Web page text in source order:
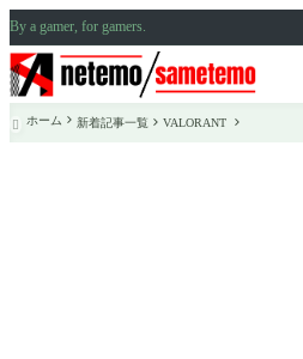
By a gamer, for gamers.
 ホーム 新着記事一覧 VALORANT